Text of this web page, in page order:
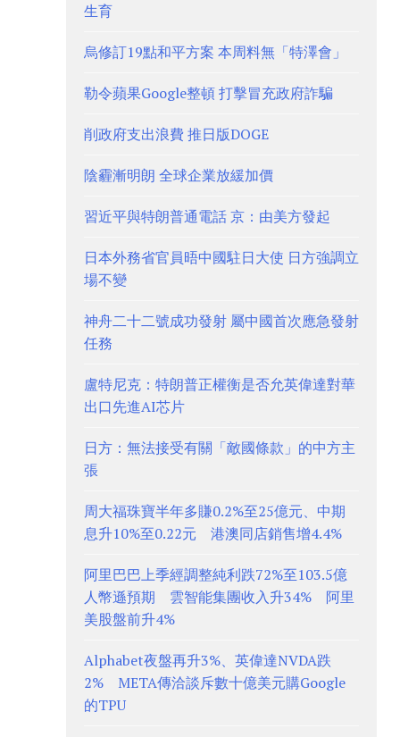
生育
烏修訂19點和平方案 本周料無「特澤會」
勒令蘋果Google整頓 打擊冒充政府詐騙
削政府支出浪費 推日版DOGE
陰霾漸明朗 全球企業放緩加價
習近平與特朗普通電話 京：由美方發起
日本外務省官員晤中國駐日大使 日方強調立
場不變
神舟二十二號成功發射 屬中國首次應急發射
任務
盧特尼克：特朗普正權衡是否允英偉達對華
出口先進AI芯片
日方：無法接受有關「敵國條款」的中方主
張
周大福珠寶半年多賺0.2%至25億元、中期
息升10%至0.22元 港澳同店銷售增4.4%
阿里巴巴上季經調整純利跌72%至103.5億
人幣遜預期 雲智能集團收入升34% 阿里
美股盤前升4%
Alphabet夜盤再升3%、英偉達NVDA跌
2% META傳洽談斥數十億美元購Google
的TPU